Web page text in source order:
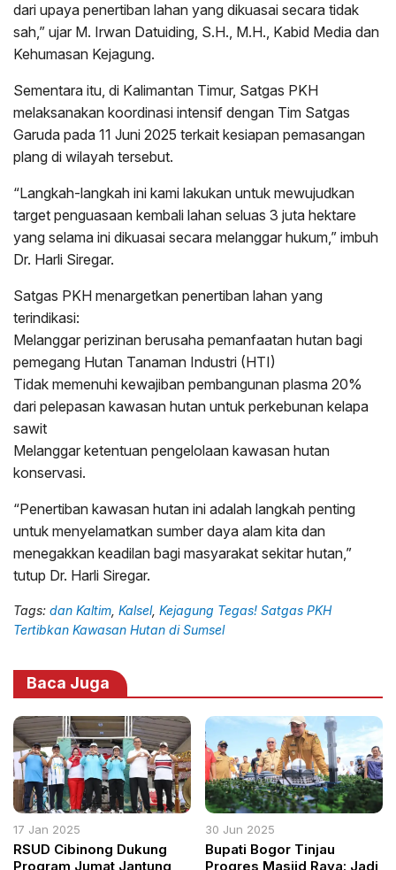
dari upaya penertiban lahan yang dikuasai secara tidak
sah,” ujar M. Irwan Datuiding, S.H., M.H., Kabid Media dan
Kehumasan Kejagung.
Sementara itu, di Kalimantan Timur, Satgas PKH
melaksanakan koordinasi intensif dengan Tim Satgas
Garuda pada 11 Juni 2025 terkait kesiapan pemasangan
plang di wilayah tersebut.
“Langkah-langkah ini kami lakukan untuk mewujudkan
target penguasaan kembali lahan seluas 3 juta hektare
yang selama ini dikuasai secara melanggar hukum,” imbuh
Dr. Harli Siregar.
Satgas PKH menargetkan penertiban lahan yang
terindikasi:
Melanggar perizinan berusaha pemanfaatan hutan bagi
pemegang Hutan Tanaman Industri (HTI)
Tidak memenuhi kewajiban pembangunan plasma 20%
dari pelepasan kawasan hutan untuk perkebunan kelapa
sawit
Melanggar ketentuan pengelolaan kawasan hutan
konservasi.
“Penertiban kawasan hutan ini adalah langkah penting
untuk menyelamatkan sumber daya alam kita dan
menegakkan keadilan bagi masyarakat sekitar hutan,”
tutup Dr. Harli Siregar.
Tags: dan Kaltim Kalsel, Kejagung Tegas! Satgas PKH
Tertibkan Kawasan Hutan di Sumsel
Baca Juga
17 Jan 2025
RSUD Cibinong Dukung
Program Jumat Jantung
30 Jun 2025
Bupati Bogor Tinjau
Progres Masjid Raya: Jadi